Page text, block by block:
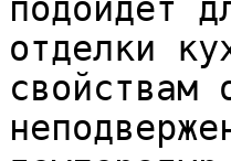
подойдет
отделки
свойствам